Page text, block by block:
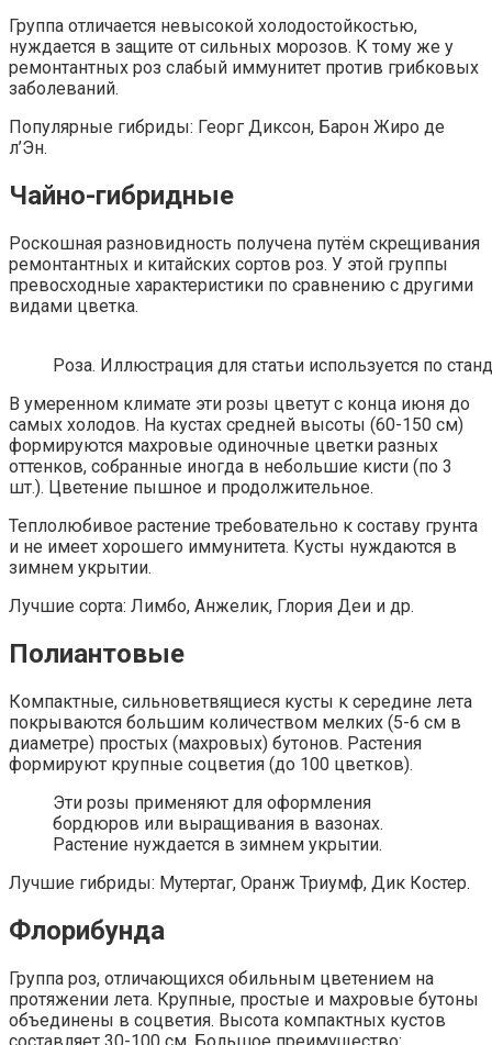
Группа отличается невысокой холодостойкостью,
нуждается в защите от сильных морозов. К тому же у
ремонтантных роз слабый иммунитет против грибковых
заболеваний.
Популярные гибриды: Георг Диксон, Барон Жиро де
л’Эн.
Чайно-гибридные
Роскошная разновидность получена путём скрещивания
ремонтантных и китайских сортов роз. У этой группы
превосходные характеристики по сравнению с другими
видами цветка.
Роза. Иллюстрация для статьи используется по
В умеренном климате эти розы цветут с конца июня до
самых холодов. На кустах средней высоты (60-150 см)
формируются махровые одиночные цветки разных
оттенков, собранные иногда в небольшие кисти (по 3
шт.). Цветение пышное и продолжительное.
Теплолюбивое растение требовательно к составу грунта
и не имеет хорошего иммунитета. Кусты нуждаются в
зимнем укрытии.
Лучшие сорта: Лимбо, Анжелик, Глория Деи и др.
Полиантовые
Компактные, сильноветвящиеся кусты к середине лета
покрываются большим количеством мелких (5-6 см в
диаметре) простых (махровых) бутонов. Растения
формируют крупные соцветия (до 100 цветков).
Эти розы применяют для оформления
бордюров или выращивания в вазонах.
Растение нуждается в зимнем укрытии.
Лучшие гибриды: Мутертаг, Оранж Триумф, Дик Костер.
Флорибунда
Группа роз, отличающихся обильным цветением на
протяжении лета. Крупные, простые и махровые бутоны
объединены в соцветия. Высота компактных кустов